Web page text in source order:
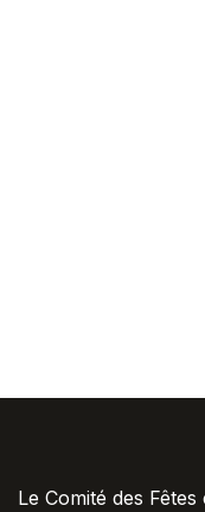
Le Comité des